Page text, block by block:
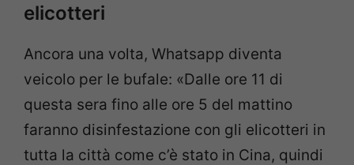
elicotteri
Ancora una volta, Whatsapp diventa
veicolo per le bufale: «Dalle ore 11 di
questa sera fino alle ore 5 del mattino
faranno disinfestazione con gli elicotteri in
tutta la città come c’è stato in Cina, quindi